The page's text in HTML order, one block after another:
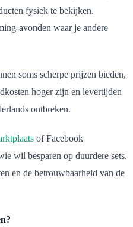
fysiek te bekijken.
avonden waar je andere
soms scherpe prijzen bieden,
hoger zijn en levertijden
ontbreken.
of Facebook
wil besparen op duurdere sets.
en de betrouwbaarheid van de